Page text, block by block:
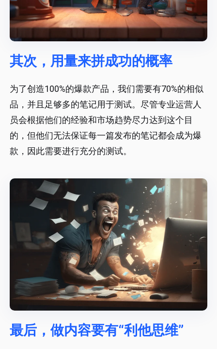
其次，用量来拼成功的概率
为了创造100%的爆款产品，我们需要有70%的相似
品，并且足够多的笔记用于测试。尽管专业运营人
员会根据他们的经验和市场趋势尽力达到这个目
的，但他们无法保证每一篇发布的笔记都会成为爆
款，因此需要进行充分的测试。
最后，做内容要有“利他思维”